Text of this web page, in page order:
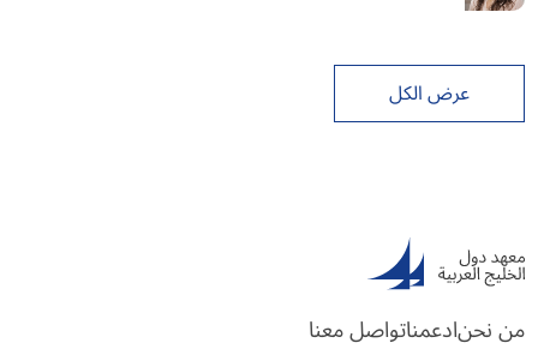
عرض الكل
من نحنادعمناتواصل معنا